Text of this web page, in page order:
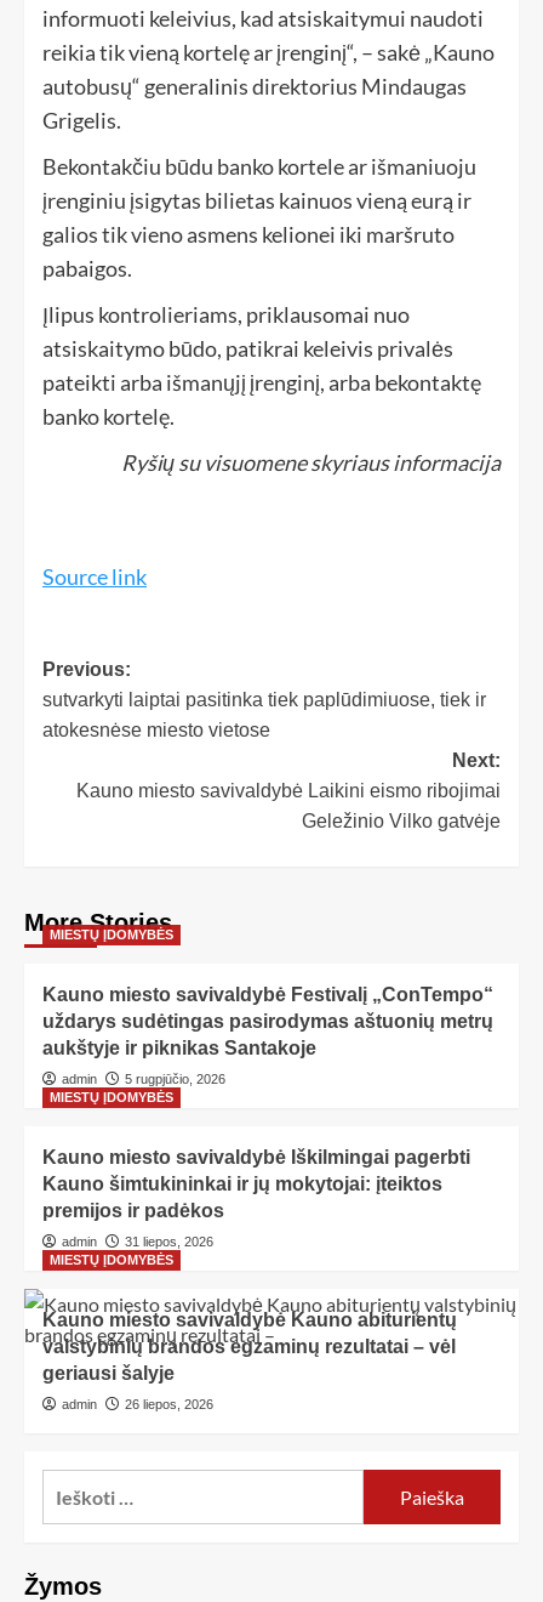
informuoti keleivius, kad atsiskaitymui naudoti
reikia tik vieną kortelę ar įrenginį“, – sakė „Kauno
autobusų“ generalinis direktorius Mindaugas
Grigelis.
Bekontakčiu būdu banko kortele ar išmaniuoju
įrenginiu įsigytas bilietas kainuos vieną eurą ir
galios tik vieno asmens kelionei iki maršruto
pabaigos.
Įlipus kontrolieriams, priklausomai nuo
atsiskaitymo būdo, patikrai keleivis privalės
pateikti arba išmanųjį įrenginį, arba bekontaktę
banko kortelę.
Ryšių su visuomene skyriaus informacija
Source link
Previous:
sutvarkyti laiptai pasitinka tiek paplūdimiuose, tiek ir
atokesnėse miesto vietose
Next:
Kauno miesto savivaldybė Laikini eismo ribojimai
Geležinio Vilko gatvėje
More Stories
MIESTŲ ĮDOMYBĖS
Kauno miesto savivaldybė Festivalį „ConTempo“
uždarys sudėtingas pasirodymas aštuonių metrų
aukštyje ir piknikas Santakoje
admin
5 rugpjūčio, 2026
MIESTŲ ĮDOMYBĖS
Kauno miesto savivaldybė Iškilmingai pagerbti
Kauno šimtukininkai ir jų mokytojai: įteiktos
premijos ir padėkos
admin
31 liepos, 2026
MIESTŲ ĮDOMYBĖS
Kauno miesto savivaldybė Kauno abiturientų
valstybinių brandos egzaminų rezultatai – vėl
geriausi šalyje
admin 26 liepos, 2026
Žymos